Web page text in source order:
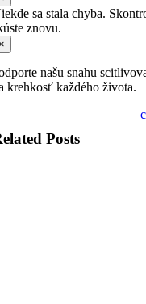
sa stala chyba.
znovu.
našu snahu
krehkosť každého života.
Posts